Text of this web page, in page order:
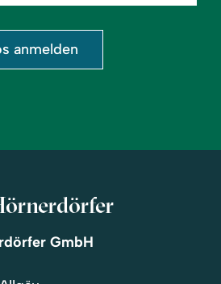
anmelden
GmbH